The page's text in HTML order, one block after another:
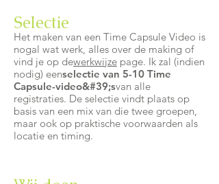
Selectie
Het maken van een Time Capsule Video is
nogal wat werk, alles over de making of
vind je op dewerkwijze page. Ik zal (indien
nodig) eenselectie van 5-10 Time
Capsule-video&#39;svan alle
registraties. De selectie vindt plaats op
basis van een mix van die twee groepen,
maar ook op praktische voorwaarden als
locatie en timing.